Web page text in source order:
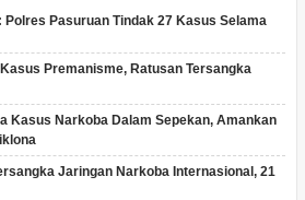
Pasuruan Tindak 27 Kasus Selama
Premanisme, Ratusan Tersangka
Kasus Narkoba Dalam Sepekan, Amankan
Jaringan Narkoba Internasional, 21